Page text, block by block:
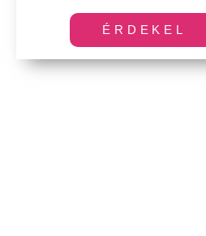
ÉRDEKEL